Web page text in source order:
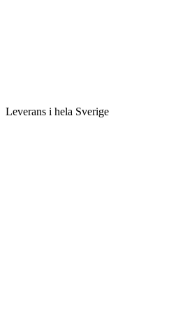
Leverans i hela Sverige